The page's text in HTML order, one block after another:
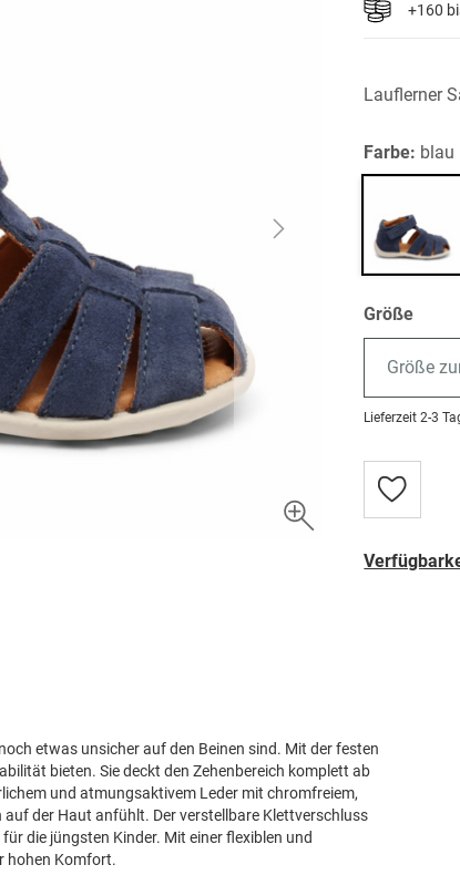
+160
Lauflerner
Farbe: blau
Größe
Größe
Lieferzeit 2-3
Zur
etwas unsicher auf den Beinen sind. Mit der festen
bieten. Sie deckt den Zehenbereich komplett ab
und atmungsaktivem Leder mit chromfreiem,
der Haut anfühlt. Der verstellbare Klettverschluss
die jüngsten Kinder. Mit einer flexiblen und
hohen Komfort.